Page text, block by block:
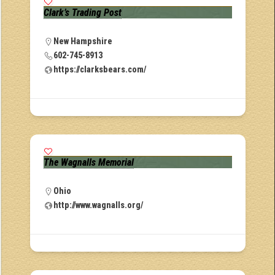
Clark’s Trading Post
New Hampshire
602-745-8913
https://clarksbears.com/
The Wagnalls Memorial
Ohio
http://www.wagnalls.org/